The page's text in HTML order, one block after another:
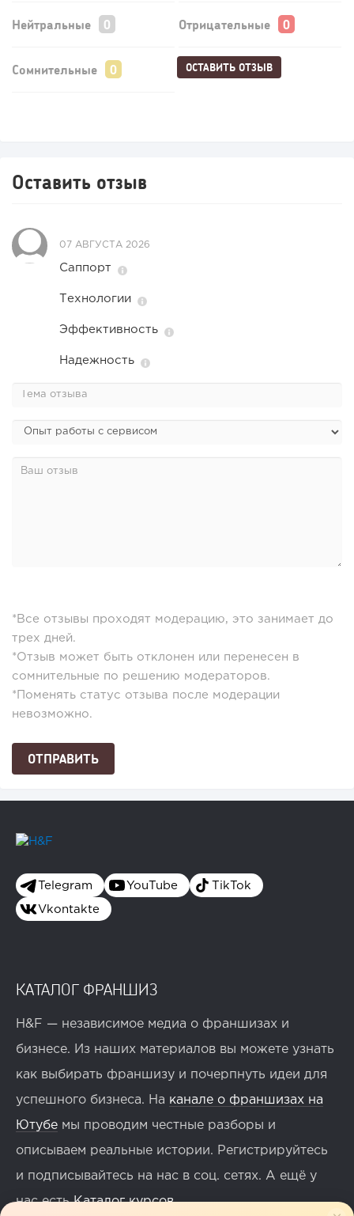
Нейтральные Отрицательные
Сомнительные ОСТАВИТЬ ОТЗЫВ
Оставить отзыв
07 АВГУСТА 2026
Саппорт
Технологии
Эффективность
Надежность
*Все отзывы проходят модерацию, это занимает до
трех дней.
*Отзыв может быть отклонен или перенесен в
сомнительные по решению модераторов.
*Поменять статус отзыва после модерации
невозможно.
Telegram YouTube TikTok
Vkontakte
КАТАЛОГ ФРАНШИЗ
H&F — независимое медиа о франшизах и
бизнесе. Из наших материалов вы можете узнать
как выбирать франшизу и почерпнуть идеи для
успешного бизнеса. На канале о франшизах на
Ютубе мы проводим честные разборы и
описываем реальные истории. Регистрируйтесь
и подписывайтесь на нас в соц. сетях. А ещё у
нас естьКаталог курсов.